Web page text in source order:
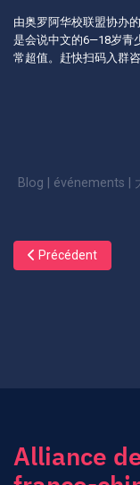
由奥罗阿华校联盟协办
是会说中文的6—18岁青
常超值。赶快扫码入群
Blog | événements |
Article précédent :
Précédent
Alliance